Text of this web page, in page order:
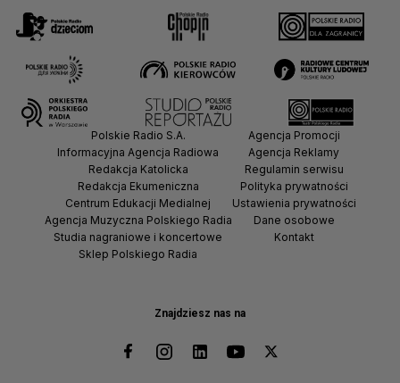
Znajdziesz nas na
Polskie Radio S.A.
Informacyjna Agencja Radiowa
Redakcja Katolicka
Redakcja Ekumeniczna
Centrum Edukacji Medialnej
Agencja Muzyczna Polskiego Radia
Studia nagraniowe i koncertowe
Sklep Polskiego Radia
Agencja Promocji
Agencja Reklamy
Regulamin serwisu
Polityka prywatności
Ustawienia prywatności
Dane osobowe
Kontakt